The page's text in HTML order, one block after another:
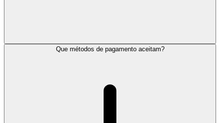
Que métodos de pagamento aceitam?